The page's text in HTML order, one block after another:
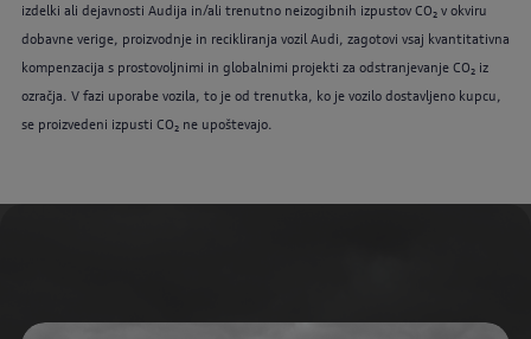
izdelki ali dejavnosti Audija in/ali trenutno neizogibnih izpustov CO₂ v okviru
dobavne verige, proizvodnje in recikliranja vozil Audi, zagotovi vsaj kvantitativna
kompenzacija s prostovoljnimi in globalnimi projekti za odstranjevanje CO₂ iz
ozračja. V fazi uporabe vozila, to je od trenutka, ko je vozilo dostavljeno kupcu,
se proizvedeni izpusti CO₂ ne upoštevajo.